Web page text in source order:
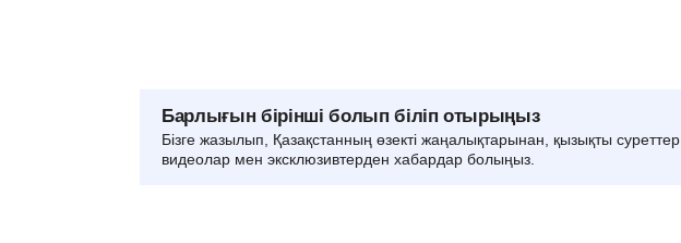
Барлығын бірінші болып біліп отырыңыз
Бізге жазылып, Қазақстанның өзекті жаңалықтарынан, қызықты суреттер,
видеолар мен эксклюзивтерден хабардар болыңыз.